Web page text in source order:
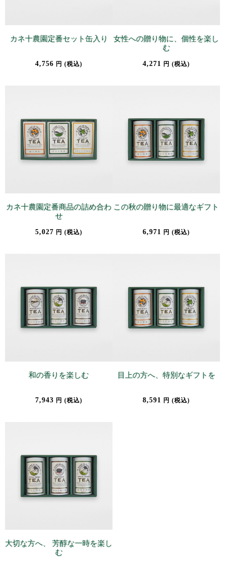
カネ十農園定番セット缶入り
4,756 円 (税込)
女性への贈り物に、個性を楽し
む
4,271 円 (税込)
カネ十農園定番商品の詰め合わ
せ
5,027 円 (税込)
この秋の贈り物に最適なギフト
6,971 円 (税込)
和の香りを楽しむ
7,943 円 (税込)
目上の方へ、特別なギフトを
8,591 円 (税込)
大切な方へ、 芳醇な一時を楽し
む